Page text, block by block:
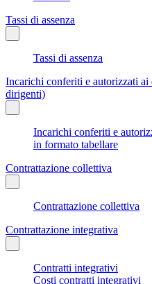
Tassi di assenza
Tassi di assenza
Incarichi conferiti e autorizzati
dirigenti)
Incarichi conferiti e
in formato tabellare
Contrattazione collettiva
Contrattazione collettiva
Contrattazione integrativa
Contratti integrativi
Costi contratti integrativi